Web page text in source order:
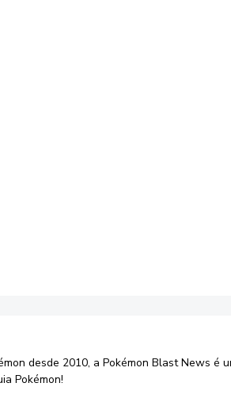
desde 2010, a Pokémon Blast News é
Pokémon!